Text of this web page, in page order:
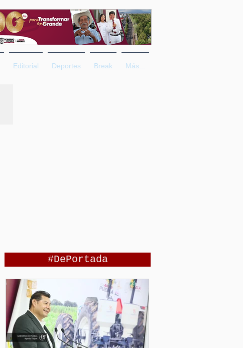
Editorial Deportes Break Más...
#DePortada